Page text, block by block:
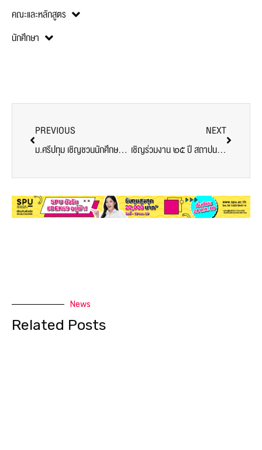
คณะและหลักสูตร
นักศึกษา
PREVIOUS
ม.ศรีปทุม เชิญชวนนักศึกษาร่วมพิธีไหว้ครู ประจำปีการศึกษา 2561
NEXT
เชิญร่วมงาน ๒๕ ปี สถาปนาคณะสถาปัตยกรรมศาสตร์ มหาวิทยาลัยศรีปทุม
News
Related Posts